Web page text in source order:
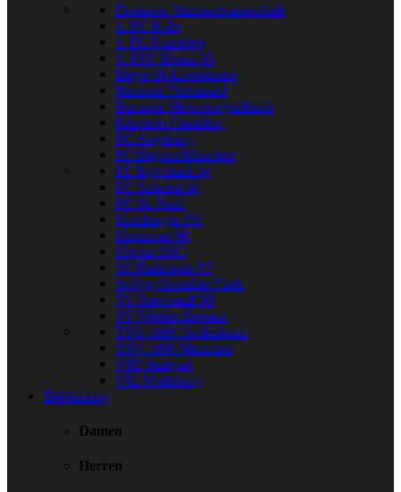
Deutsche Nationalmannschaft
1. FC Köln
1. FC Nürnberg
1. FSV Mainz 05
Bayer 04 Leverkusen
Borussia Dortmund
Borussia Mönchengladbach
Eintracht Frankfurt
FC Augsburg
FC Bayern München
FC Ingolstadt 04
FC Schalke 04
FC St. Pauli
Hamburger SV
Hannover 96
Hertha BSC
SC Paderborn 07
SpVgg Greuther Fürth
SV Darmstadt 98
SV Werder Bremen
TSG 1899 Hoffenheim
TSV 1860 München
VfB Stuttgart
VfL Wolfsburg
Bekleidung
Damen
Herren